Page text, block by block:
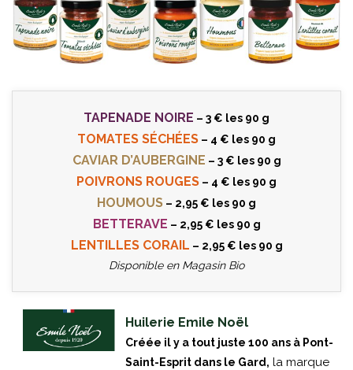
TAPENADE NOIRE – 3 € les 90 g
TOMATES SÉCHÉES – 4 € les 90 g
CAVIAR D’AUBERGINE – 3 € les 90 g
POIVRONS ROUGES – 4 € les 90 g
HOUMOUS – 2,95 € les 90 g
BETTERAVE – 2,95 € les 90 g
LENTILLES CORAIL – 2,95 € les 90 g
Disponible en Magasin Bio
Huilerie Emile Noël
Créée il y a tout juste 100 ans à Pont-
Saint-Esprit dans le Gard, la marque